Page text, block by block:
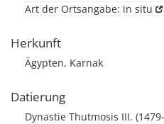
Art der Ortsangabe: in situ
Herkunft
Ägypten, Karnak
Datierung
Dynastie Thutmosis III.